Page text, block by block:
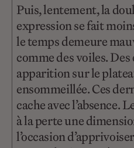
Puis, lentement, la
expression se fait
le temps demeure
comme des voiles.
apparition sur le
ensommeillée. Ces
cache avec l’absence.
à la perte une
l’occasion